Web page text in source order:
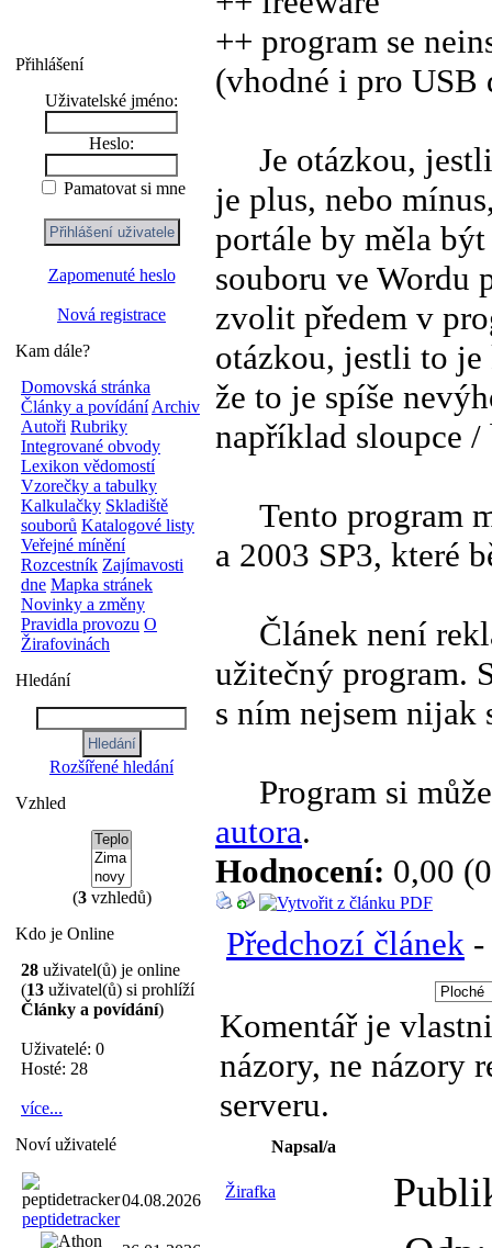
Přihlášení
Uživatelské jméno:
Heslo:
Pamatovat si mne
Zapomenuté heslo
Nová registrace
Kam dále?
Domovská stránka
Články a povídání Archiv
Autoři Rubriky
Integrované obvody
Lexikon vědomostí
Vzorečky a tabulky
Kalkulačky Skladiště
souborů Katalogové listy
Veřejné mínění
Rozcestník Zajímavosti
dne Mapka stránek
Novinky a změny
Pravidla provozu O
Žirafovinách
Hledání
Rozšířené hledání
Vzhled
(3vzhledů)
Kdo je Online
28 uživatel(ů) je online
(13 uživatel(ů) si prohlíží
Články a povídání)
Uživatelé: 0
Hosté: 28
více...
Noví uživatelé
peptidetracker
04.08.2026
++ program se
(vhodné i pro USB
Je otázkou,
je plus, nebo
portále by měla
souboru ve Wordu
zvolit předem v
otázkou, jestli to
že to je spíše
například sloupce /
Tento program
a 2003 SP3, které
Článek není
užitečný program.
s ním nejsem nijak
Program si
autora.
Hodnocení: 0,00
Předchozí článek -
Komentář je
názory, ne názory
serveru.
Napsal/a
Žirafka